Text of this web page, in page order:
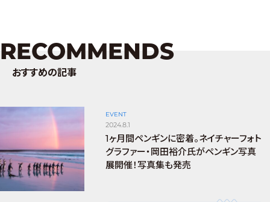
RECOMMENDS
おすすめの記事
EVENT
2024.8.1
1ヶ月間ペンギンに密着。ネイチャーフォト
グラファー・岡田裕介氏がペンギン写真
展開催！写真集も発売